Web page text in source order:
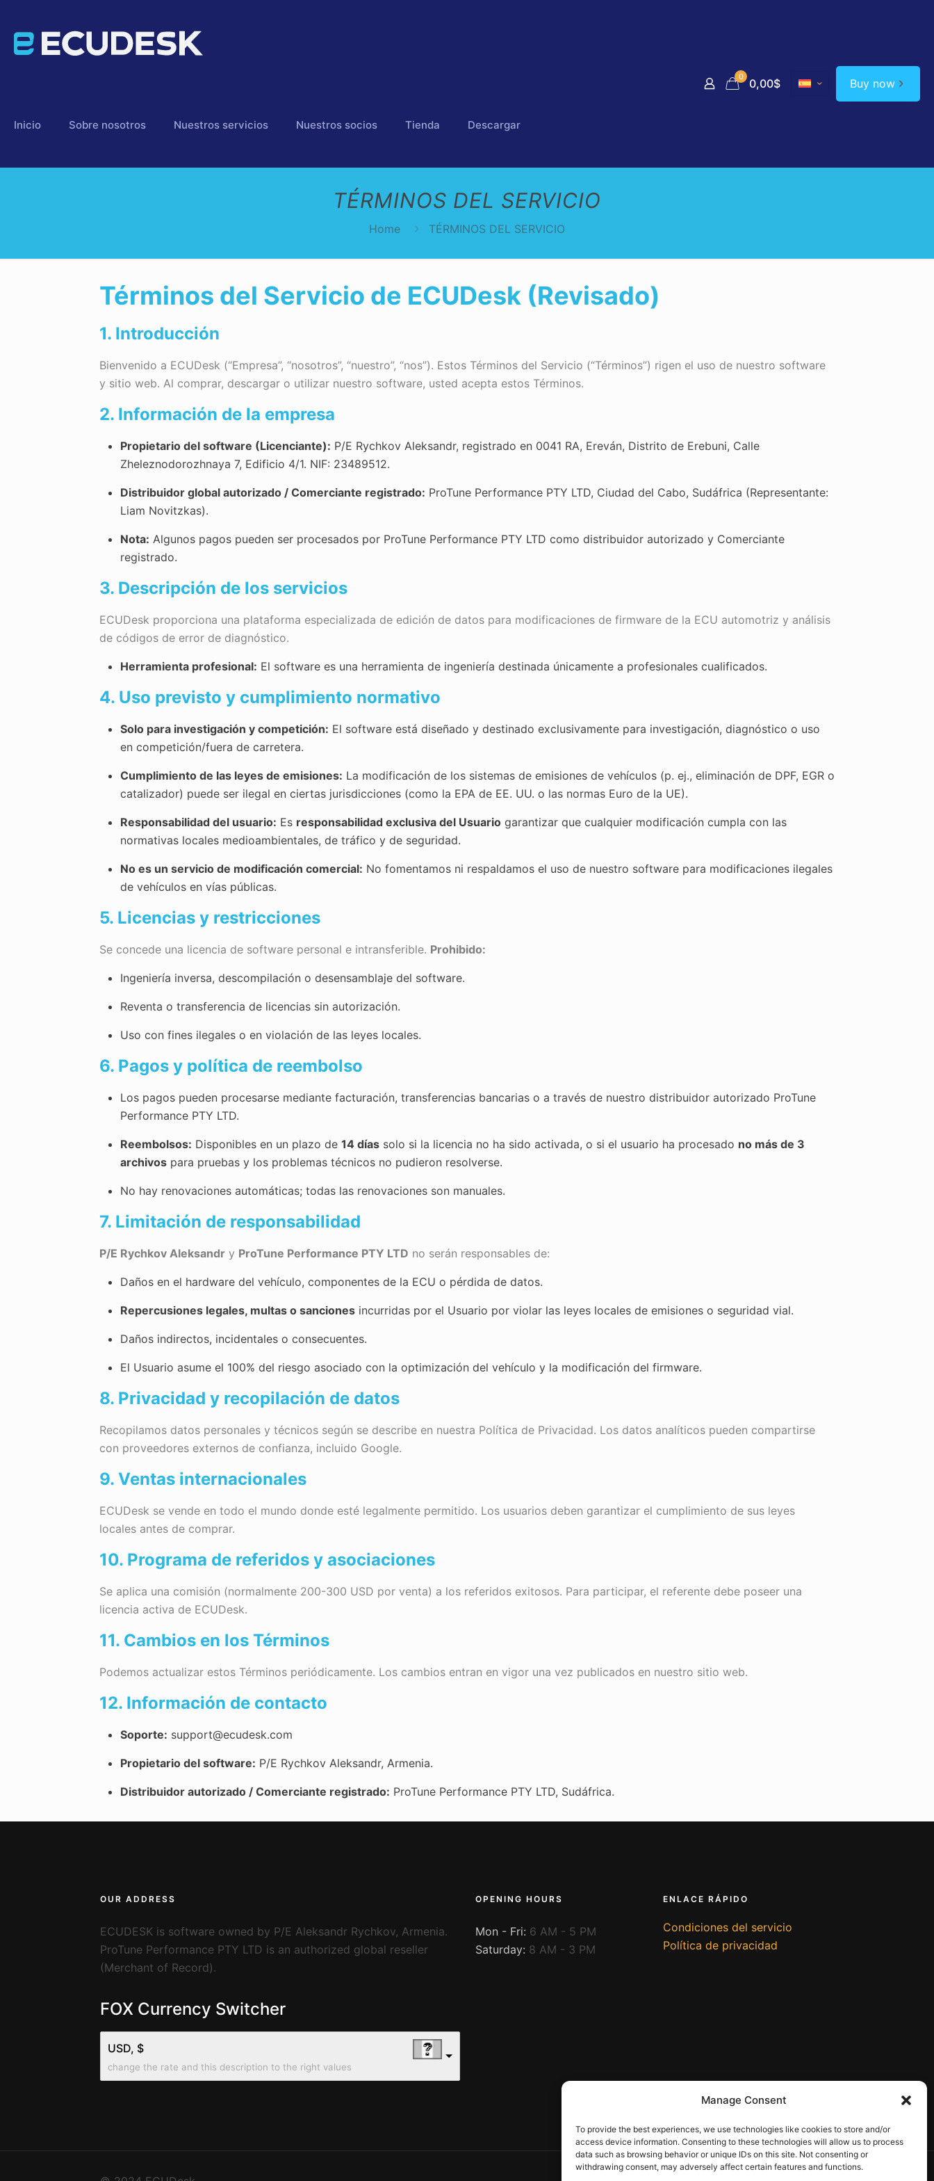
Manage Consent
To provide the best experiences, we use technologies like cookies to store and/or
access device information. Consenting to these technologies will allow us to process
data such as browsing behavior or unique IDs on this site. Not consenting or
withdrawing consent, may adversely affect certain features and functions.
Inicio Sobre nosotros Nuestros servicios Nuestros socios Tienda Descargar
0 0,00$ Buy now
TÉRMINOS DEL SERVICIO
Home TÉRMINOS DEL SERVICIO
Términos del Servicio de ECUDesk (Revisado)
1. Introducción
Bienvenido a ECUDesk (“Empresa”, “nosotros”, “nuestro”, “nos”). Estos Términos del Servicio (“Términos”) rigen el uso de nuestro software
y sitio web. Al comprar, descargar o utilizar nuestro software, usted acepta estos Términos.
2. Información de la empresa
Propietario del software (Licenciante): P/E Rychkov Aleksandr, registrado en 0041 RA, Ereván, Distrito de Erebuni, Calle
Zheleznodorozhnaya 7, Edificio 4/1. NIF: 23489512.
Distribuidor global autorizado / Comerciante registrado: ProTune Performance PTY LTD, Ciudad del Cabo, Sudáfrica (Representante:
Liam Novitzkas).
Nota: Algunos pagos pueden ser procesados por ProTune Performance PTY LTD como distribuidor autorizado y Comerciante
registrado.
3. Descripción de los servicios
ECUDesk proporciona una plataforma especializada de edición de datos para modificaciones de firmware de la ECU automotriz y análisis
de códigos de error de diagnóstico.
Herramienta profesional: El software es una herramienta de ingeniería destinada únicamente a profesionales cualificados.
4. Uso previsto y cumplimiento normativo
Solo para investigación y competición: El software está diseñado y destinado exclusivamente para investigación, diagnóstico o uso
en competición/fuera de carretera.
Cumplimiento de las leyes de emisiones: La modificación de los sistemas de emisiones de vehículos (p. ej., eliminación de DPF, EGR o
catalizador) puede ser ilegal en ciertas jurisdicciones (como la EPA de EE. UU. o las normas Euro de la UE).
Responsabilidad del usuario: Es responsabilidad exclusiva del Usuariogarantizar que cualquier modificación cumpla con las
normativas locales medioambientales, de tráfico y de seguridad.
No es un servicio de modificación comercial: No fomentamos ni respaldamos el uso de nuestro software para modificaciones ilegales
de vehículos en vías públicas.
5. Licencias y restricciones
Se concede una licencia de software personal e intransferible. Prohibido:
Ingeniería inversa, descompilación o desensamblaje del software.
Reventa o transferencia de licencias sin autorización.
Uso con fines ilegales o en violación de las leyes locales.
6. Pagos y política de reembolso
Los pagos pueden procesarse mediante facturación, transferencias bancarias o a través de nuestro distribuidor autorizado ProTune
Performance PTY LTD.
Reembolsos: Disponibles en un plazo de 14 díassolo si la licencia no ha sido activada, o si el usuario ha procesado no más de 3
archivospara pruebas y los problemas técnicos no pudieron resolverse.
No hay renovaciones automáticas; todas las renovaciones son manuales.
7. Limitación de responsabilidad
P/E Rychkov Aleksandry ProTune Performance PTY LTD no serán responsables de:
Daños en el hardware del vehículo, componentes de la ECU o pérdida de datos.
Repercusiones legales, multas o sancionesincurridas por el Usuario por violar las leyes locales de emisiones o seguridad vial.
Daños indirectos, incidentales o consecuentes.
El Usuario asume el 100% del riesgo asociado con la optimización del vehículo y la modificación del firmware.
8. Privacidad y recopilación de datos
Recopilamos datos personales y técnicos según se describe en nuestra Política de Privacidad. Los datos analíticos pueden compartirse
con proveedores externos de confianza, incluido Google.
9. Ventas internacionales
ECUDesk se vende en todo el mundo donde esté legalmente permitido. Los usuarios deben garantizar el cumplimiento de sus leyes
locales antes de comprar.
10. Programa de referidos y asociaciones
Se aplica una comisión (normalmente 200-300 USD por venta) a los referidos exitosos. Para participar, el referente debe poseer una
licencia activa de ECUDesk.
11. Cambios en los Términos
Podemos actualizar estos Términos periódicamente. Los cambios entran en vigor una vez publicados en nuestro sitio web.
12. Información de contacto
Soporte: support@ecudesk.com
Propietario del software: P/E Rychkov Aleksandr, Armenia.
Distribuidor autorizado / Comerciante registrado: ProTune Performance PTY LTD, Sudáfrica.
OUR ADDRESS
ECUDESK is software owned by P/E Aleksandr Rychkov, Armenia.
ProTune Performance PTY LTD is an authorized global reseller
(Merchant of Record).
FOX Currency Switcher
USD, $
change the rate and this description to the right values
OPENING HOURS
Mon - Fri: 6 AM - 5 PM
Saturday: 8 AM - 3 PM
ENLACE RÁPIDO
Condiciones del servicio
Política de privacidad